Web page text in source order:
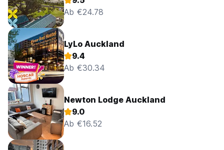
Ab €24.78
LyLo Auckland
9.4
Ab €30.34
Newton Lodge Auckland
9.0
Ab €16.52